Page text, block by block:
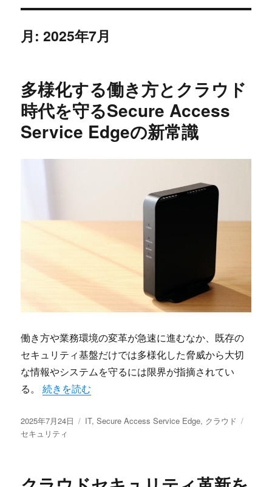
月:2025年7月
多様化する働き方とクラウド
時代を守るSecure Access
Service Edgeの新常識
働き方や業務環境の変革が急速に進むなか、既存の
セキュリティ基盤だけでは多様化した脅威から大切
な情報やシステムを守るには限界が指摘されてい
る。“多様化する働き方とクラウド時代を守るSecure
続きを読む
投
稿
2025年7月24日
カ
IT,Secure Access Service Edge, クラウド
セキュリティ